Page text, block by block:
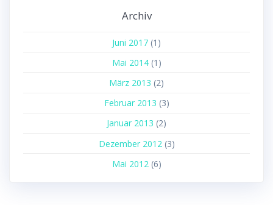
Archiv
Juni 2017 (1)
Mai 2014(1)
März 2013 (2)
Februar 2013 (3)
Januar 2013 (2)
Dezember 2012 (3)
Mai 2012 (6)